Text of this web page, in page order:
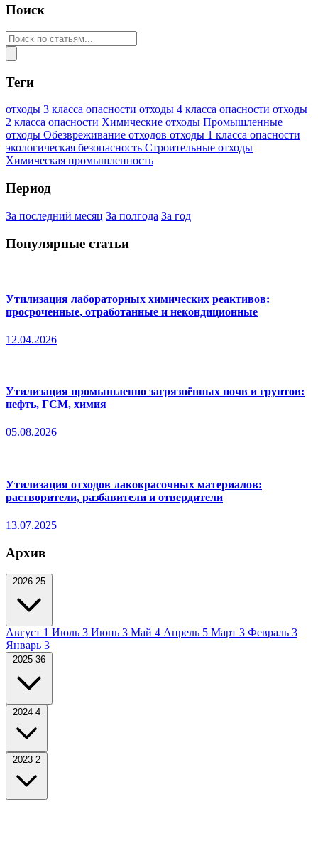
Поиск
Теги
отходы 3 класса опасности отходы 4 класса опасности отходы
2 класса опасности Химические отходы Промышленные
отходы Обезвреживание отходов отходы 1 класса опасности
экологическая безопасность Строительные отходы
Химическая промышленность
Период
За последний месяц За полгода За год
Популярные статьи
Утилизация лабораторных химических реактивов:
просроченные, отработанные и некондиционные
12.04.2026
Утилизация промышленно загрязнённых почв и грунтов:
нефть, ГСМ, химия
05.08.2026
Утилизация отходов лакокрасочных материалов:
растворители, разбавители и отвердители
13.07.2025
Архив
2026 25
Август 1 Июль 3 Июнь 3 Май 4 Апрель 5 Март 3 Февраль 3
Январь 3
2025 36
2024 4
2023 2